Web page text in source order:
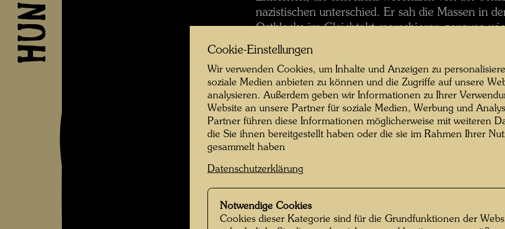
nazistischen unterschied. Er sah die Massen in
Ostblocks im Gleichtakt marschieren genauso
Vereinigten Staaten, obgleich dort auf andere
wohl, dass das alte vordergründige, brutal laute
Regime tot war, dass aber ein anderes, weitaus
Zukunft nicht auszuschließen sei. Und er sollte
Was mittlerweile auch von anderen erkannt
Gefahren totalitärer Machtstrukturen und
demokratischen Gewande, las er aus den
der damaligen Zeit heraus, etwa aus den Löffeln
aus, alle waren nach einem Einheitsmuster
Cookie-Einstellungen
Wir verwenden Cookies, um Inhalte und Anzeigen zu
soziale Medien anbieten zu können und die Zugriffe auf unsere
analysieren. Außerdem geben wir Informationen zu Ihrer
Website an unsere Partner für soziale Medien, Werbung und
Partner führen diese Informationen möglicherweise mit weiteren
die Sie ihnen bereitgestellt haben oder die sie im Rahmen Ihrer
gesammelt haben
Datenschutzerklärung
Notwendige Cookies
Cookies dieser Kategorie sind für die Grundfunktionen der